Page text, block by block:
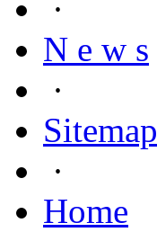
·
N e w s
·
Sitemap
·
Home